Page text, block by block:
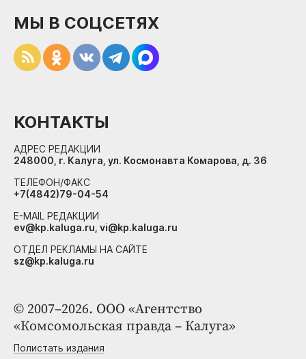
© 2007–2026. ООО «Агентство
«Комсомольская правда – Калуга»
Полистать издания
МЫ В СОЦСЕТЯХ
КОНТАКТЫ
АДРЕС РЕДАКЦИИ
248000, г. Калуга, ул. Космонавта Комарова, д. 36
ТЕЛЕФОН/ФАКС
+7(4842)79-04-54
E-MAIL РЕДАКЦИИ
ev@kp.kaluga.ru, vi@kp.kaluga.ru
ОТДЕЛ РЕКЛАМЫ НА САЙТЕ
sz@kp.kaluga.ru